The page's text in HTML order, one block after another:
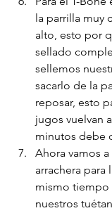
la parrilla muy
alto, esto por
sellado
sellemos
sacarlo de la
reposar, esto
jugos vuelvan
minutos debe
Ahora vamos
arrachera para
mismo
nuestros